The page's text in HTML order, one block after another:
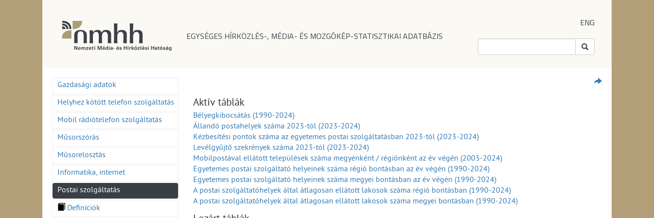
EGYSÉGES HÍRKÖZLÉS-, MÉDIA- ÉS MOZGÓKÉP-STATISZTIKAI ADATBÁZIS
ENG
Gazdasági adatok
Helyhez kötött telefon szolgáltatás
Mobil rádiótelefon szolgáltatás
Műsorszórás
Műsorelosztás
Informatika, internet
Postai szolgáltatás
Definíciók
Aktív táblák
Bélyegkibocsátás (1990-2024)
Állandó postahelyek száma 2023-tól (2023-2024)
Kézbesítési pontok száma az egyetemes postai szolgáltatásban 2023-tól (2023-2024)
Levélgyűjtő szekrények száma 2023-tól (2023-2024)
Mobilpostával ellátott települések száma megyénként / régiónként az év végén (2003-2024)
Egyetemes postai szolgáltató helyeinek száma régió bontásban az év végén (1990-2024)
Egyetemes postai szolgáltató helyeinek száma megyei bontásban az év végén (1990-2024)
A postai szolgáltatóhelyek által átlagosan ellátott lakosok száma régió bontásban (1990-2024)
A postai szolgáltatóhelyek által átlagosan ellátott lakosok száma megyei bontásban (1990-2024)
Mobil postajáratok száma megyénként / régiónként az év végén (2003-2024)